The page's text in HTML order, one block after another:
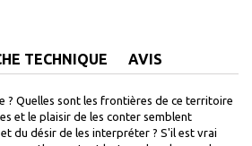
TECHNIQUE AVIS
? Quelles sont les frontières de ce territoire
et le plaisir de les conter semblent
du désir de les interpréter ? S'il est vrai